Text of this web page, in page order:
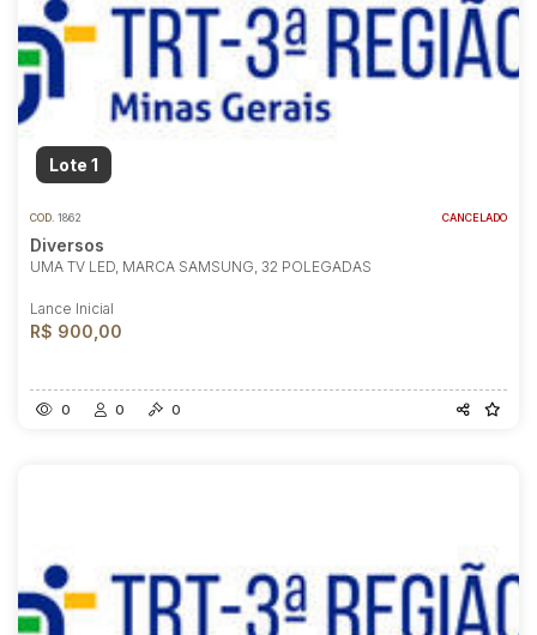
Lote 1
COD. 1862 CANCELADO
Diversos
UMA TV LED, MARCA SAMSUNG, 32 POLEGADAS
Lance Inicial
R$ 900,00
0 0 0